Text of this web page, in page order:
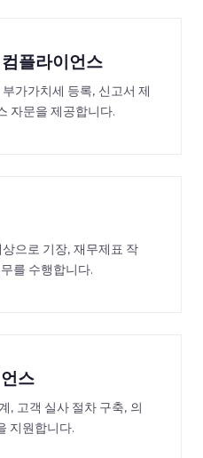
플라이언스
가가치세 등록, 신고서 제
자문을 제공합니다.
으로 기장, 재무제표 작
를 수행합니다.
스
, 고객 실사 절차 구축, 의
지원합니다.